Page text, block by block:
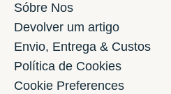
Sóbre Nos
Devolver um artigo
Envio, Entrega & Custos
Política de Cookies
Cookie Preferences